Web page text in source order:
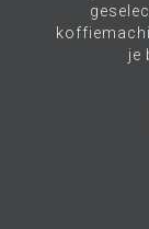
je